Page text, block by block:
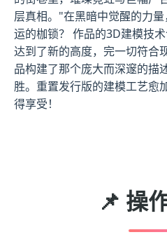
层真相。"在黑暗中觉醒的力
运的枷锁？ 作品的3D建模技
达到了新的高度，完一切符合
品构建了那个庞大而深邃的描
胜。重置发行版的建模工艺愈
得享受！
📌 操